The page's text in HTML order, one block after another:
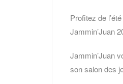
Profitez de
Jammin’Juan
Jammin’Juan
son salon des